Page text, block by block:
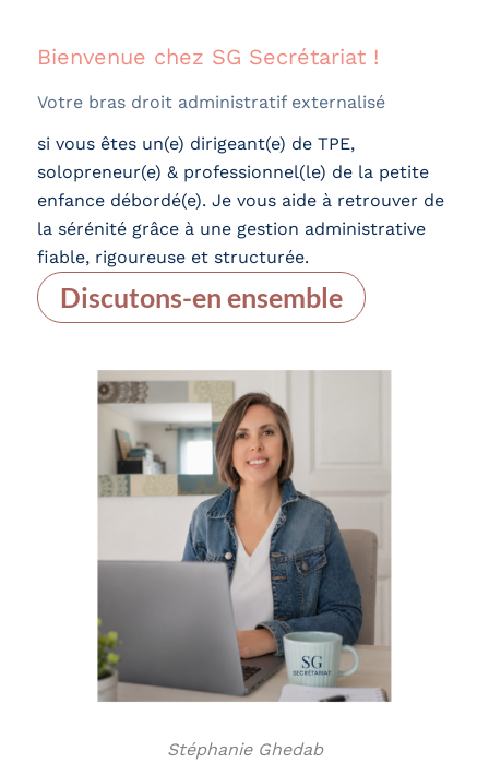
Bienvenue chez SG Secrétariat !
Votre bras droit administratif externalisé
si vous êtes un(e) dirigeant(e) de TPE,
solopreneur(e) & professionnel(le) de la petite
enfance débordé(e). Je vous aide à retrouver de
la sérénité grâce à une gestion administrative
fiable, rigoureuse et structurée.
Discutons-en ensemble
Stéphanie Ghedab